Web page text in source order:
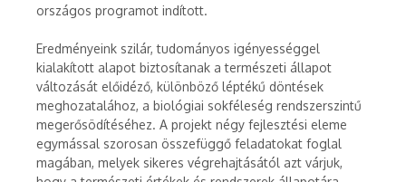
országos programot indított.
Eredményeink szilár, tudományos igényességgel
kialakított alapot biztosítanak a természeti állapot
változását előidéző, különböző léptékű döntések
meghozatalához, a biológiai sokféleség rendszerszintű
megerősödítéséhez. A projekt négy fejlesztési eleme
egymással szorosan összefüggő feladatokat foglal
magában, melyek sikeres végrehajtásától azt várjuk,